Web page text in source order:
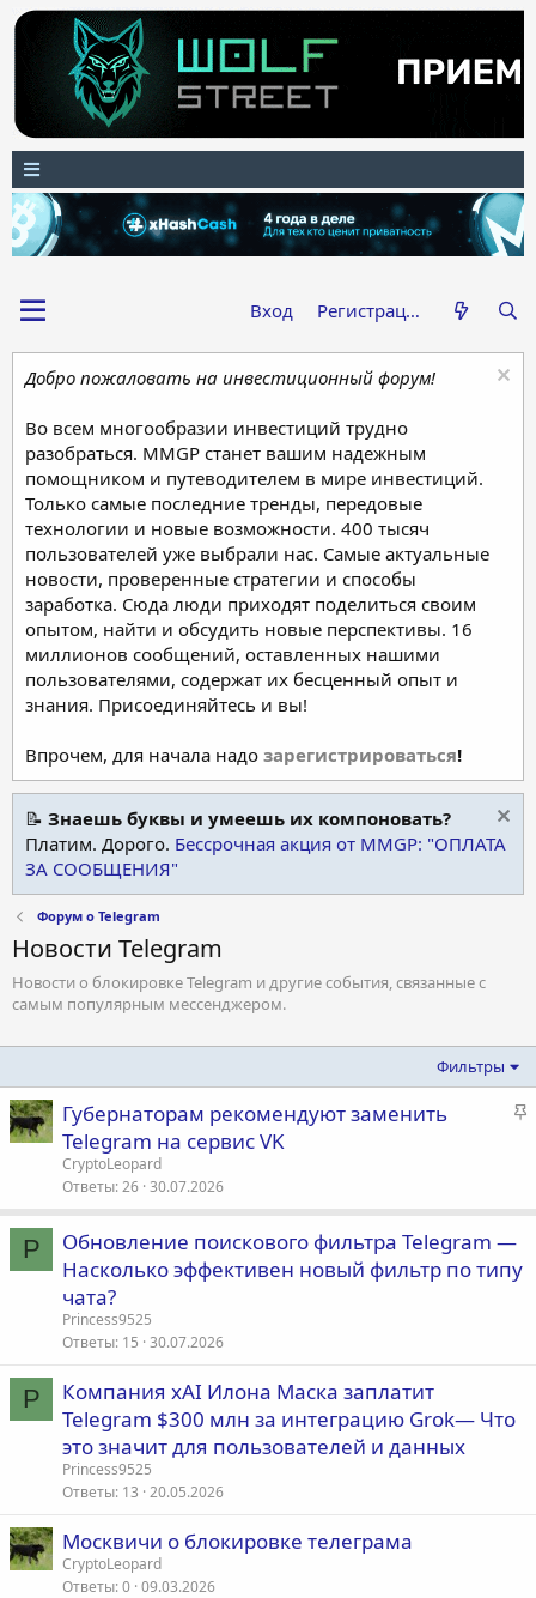
Вход Регистрация
Добро пожаловать на инвестиционный форум!
Во всем многообразии инвестиций трудно
разобраться. MMGP станет вашим надежным
помощником и путеводителем в мире инвестиций.
Только самые последние тренды, передовые
технологии и новые возможности. 400 тысяч
пользователей уже выбрали нас. Самые актуальные
новости, проверенные стратегии и способы
заработка. Сюда люди приходят поделиться своим
опытом, найти и обсудить новые перспективы. 16
миллионов сообщений, оставленных нашими
пользователями, содержат их бесценный опыт и
знания. Присоединяйтесь и вы!
Впрочем, для начала надо зарегистрироваться!
📝 Знаешь буквы и умеешь их компоновать?
Платим. Дорого. Бессрочная акция от MMGP: "ОПЛАТА
ЗА СООБЩЕНИЯ"
Форум о Telegram
Новости Telegram
Новости о блокировке Telegram и другие события, связанные с
самым популярным мессенджером.
Фильтры
З
Губернаторам рекомендуют заменить
Telegram на сервис VK
CryptoLeopard
Ответы 26 30.07.2026
P
Обновление поискового фильтра Telegram —
Насколько эффективен новый фильтр по типу
чата?
Princess9525
Ответы 15 30.07.2026
P
Компания xAI Илона Маска заплатит
Telegram $300 млн за интеграцию Grok— Что
это значит для пользователей и данных
Princess9525
Ответы 13 20.05.2026
Москвичи о блокировке телеграма
CryptoLeopard
Ответы 0 09.03.2026